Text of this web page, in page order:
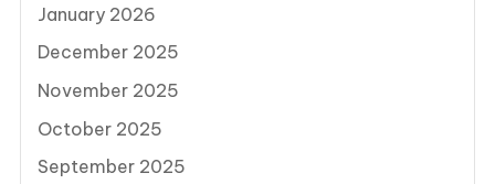
January 2026
December 2025
November 2025
October 2025
September 2025